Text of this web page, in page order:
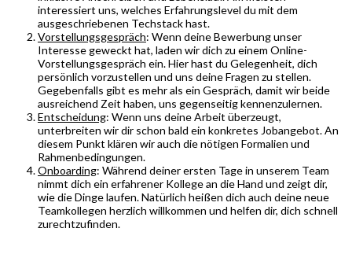
interessiert uns, welches Erfahrungslevel du mit dem
ausgeschriebenen Techstack hast.
Vorstellungsgespräch: Wenn deine Bewerbung unser
Interesse geweckt hat, laden wir dich zu einem Online-
Vorstellungsgespräch ein. Hier hast du Gelegenheit, dich
persönlich vorzustellen und uns deine Fragen zu stellen.
Gegebenfalls gibt es mehr als ein Gespräch, damit wir beide
ausreichend Zeit haben, uns gegenseitig kennenzulernen.
Entscheidung: Wenn uns deine Arbeit überzeugt,
unterbreiten wir dir schon bald ein konkretes Jobangebot. An
diesem Punkt klären wir auch die nötigen Formalien und
Rahmenbedingungen.
Onboarding: Während deiner ersten Tage in unserem Team
nimmt dich ein erfahrener Kollege an die Hand und zeigt dir,
wie die Dinge laufen. Natürlich heißen dich auch deine neue
Teamkollegen herzlich willkommen und helfen dir, dich schnell
zurechtzufinden.